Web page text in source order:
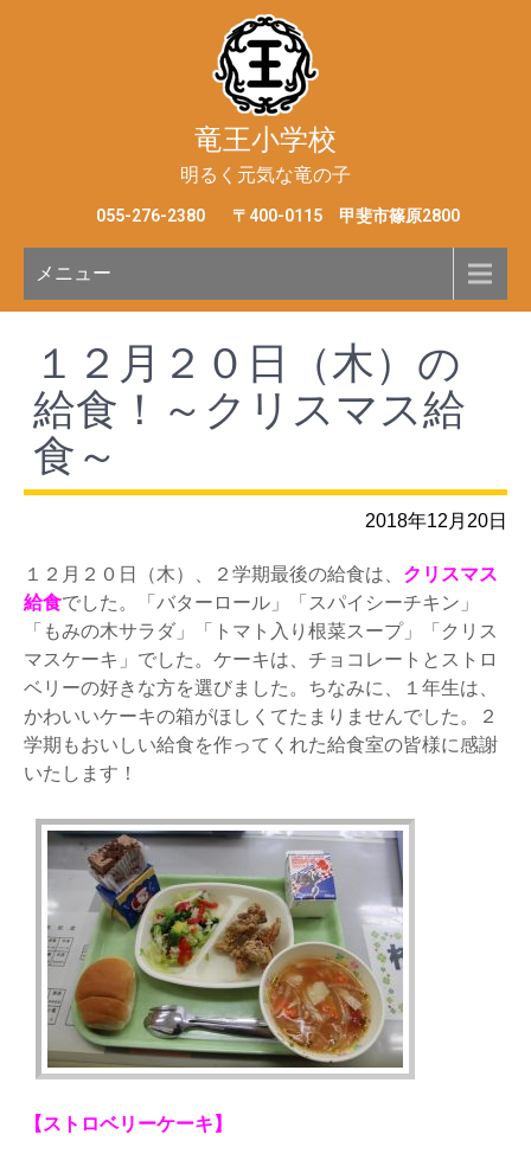
竜王小学校
明るく元気な竜の子
055-276-2380 〒400-0115 甲斐市篠原2800
メニュー
１２月２０日（木）の
給食！～クリスマス給
食～
2018年12月20日
１２月２０日（木）、２学期最後の給食は、 クリスマス
給食でした。「バターロール」「スパイシーチキン」
「もみの木サラダ」「トマト入り根菜スープ」「クリス
マスケーキ」でした。ケーキは、チョコレートとストロ
ベリーの好きな方を選びました。ちなみに、１年生は、
かわいいケーキの箱がほしくてたまりませんでした。２
学期もおいしい給食を作ってくれた給食室の皆様に感謝
いたします！
【ストロベリーケーキ】